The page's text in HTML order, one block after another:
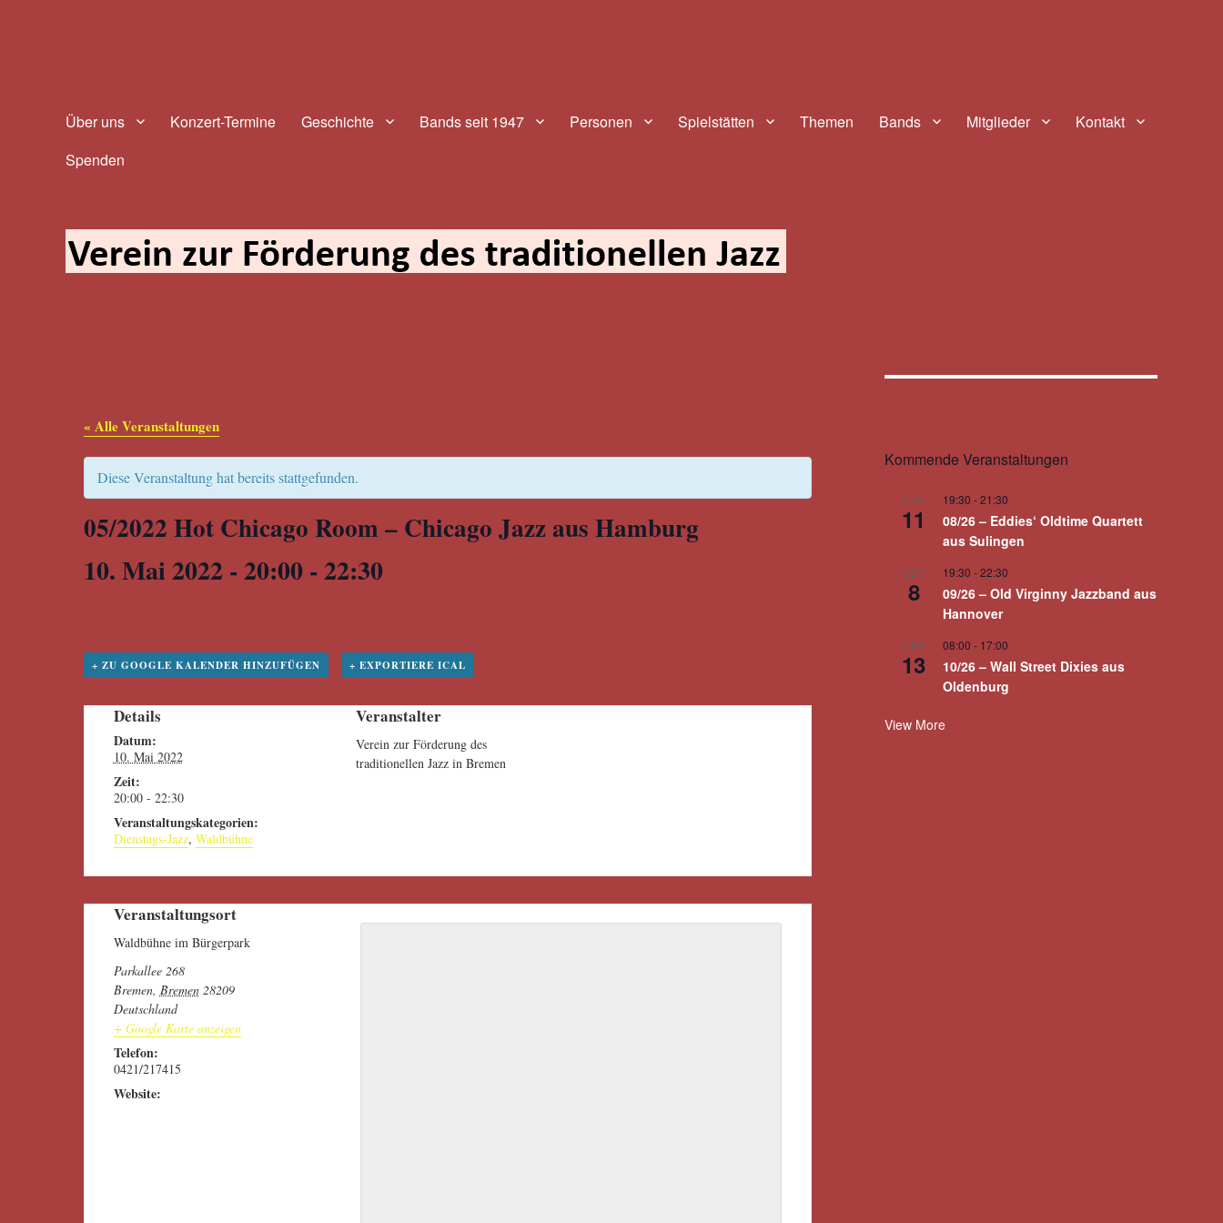
Über uns Konzert-Termine Geschichte Bands seit 1947 Personen Spielstätten Themen Bands Mitglieder
Kontakt
Spenden
« Alle Veranstaltungen
Diese Veranstaltung hat bereits stattgefunden.
05/2022 Hot Chicago Room – Chicago Jazz aus Hamburg
10. Mai 2022 - 20:00-22:30
+ ZU GOOGLE KALENDER HINZUFÜGEN + EXPORTIERE ICAL
Details
Datum:
10. Mai 2022
Zeit:
20:00 - 22:30
Veranstaltungskategorien:
Dienstags-Jazz, Waldbühne
Veranstalter
Verein zur Förderung des
traditionellen Jazz in Bremen
Veranstaltungsort
Waldbühne im Bürgerpark
Parkallee 268
Bremen, Bremen 28209
Deutschland
+ Google Karte anzeigen
Telefon:
0421/217415
Website:
Kommende Veranstaltungen
AUG.
11
19:30 -21:30
08/26 – Eddies‘ Oldtime Quartett
aus Sulingen
SEP.
8
19:30 -22:30
09/26 – Old Virginny Jazzband aus
Hannover
OKT.
13
08:00 - 17:00
10/26 – Wall Street Dixies aus
Oldenburg
View More